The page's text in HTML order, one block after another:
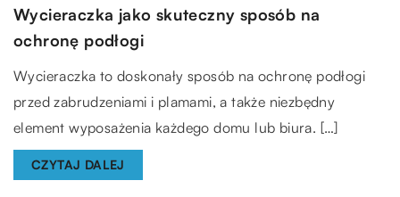
Wycieraczka jako skuteczny sposób na
ochronę podłogi
Wycieraczka to doskonały sposób na ochronę podłogi
przed zabrudzeniami i plamami, a także niezbędny
element wyposażenia każdego domu lub biura. […]
CZYTAJ DALEJ